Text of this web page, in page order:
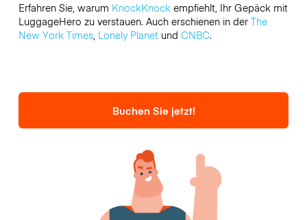
Erfahren Sie, warum KnockKnockempfiehlt, Ihr Gepäck mit
LuggageHero zu verstauen. Auch erschienen in der The
New York Times, Lonely Planetund CNBC.
Buchen Sie jetzt!